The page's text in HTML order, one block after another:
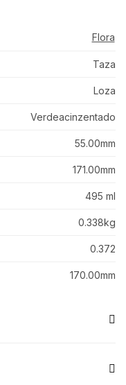
Flora
Taza
Loza
Verdeacinzentado
55.00mm
171.00mm
495 ml
0.338kg
0.372
170.00mm